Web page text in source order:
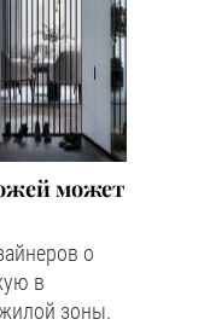
может
о
в
зоны.